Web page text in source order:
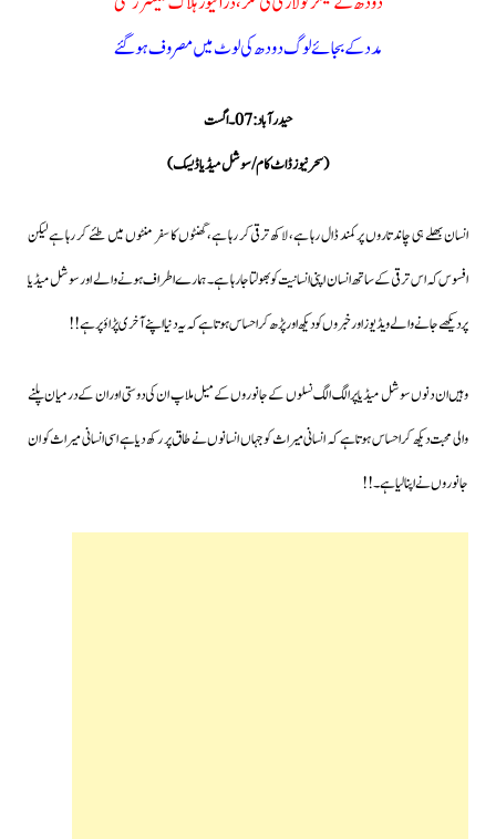
مدد کے بجائے لوگ دودھ کی لوٹ میں مصروف ہوگئے
حیدرآباد : 07۔اگست
(سحر نیوز ڈاٹ کام/سوشل میڈیا ڈیسک)
انسان بھلے ہی چاند تاروں پر کمند ڈال رہا ہے، لاکھ ترقی کر رہا ہے،گھنٹوں کا سفر منٹوں میں طئے کر رہا ہے لیکن
افسوس کہ اس ترقی کے ساتھ انسان اپنی انسانیت کو بھولتا جارہا ہے۔ہمارے اطراف ہونے والے اور سوشل میڈیا
پر دیکھے جانے والے ویڈیوز اور خبروں کو دیکھ اور پڑھ کر احساس ہوتا ہے کہ یہ دنیا اپنے آخری پڑاؤ پر ہے!!
وہیں ان دنوں سوشل میڈیا پر الگ الگ نسلوں کےجانوروں کےمیل ملاپ ان کی دوستی اور ان کےدرمیان پلنے
والی محبت دیکھ کر احساس ہوتا ہے کہ انسانی میراث کو جہاں انسانوں نے طاق پر رکھ دیا ہے اسی انسانی میراث کو ان
جانوروں نے اپنا لیا ہے۔!!